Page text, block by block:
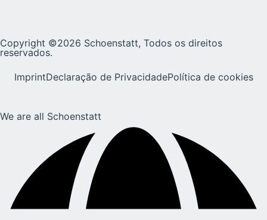
Copyright ©2026 Schoenstatt, Todos os direitos
reservados.
ImprintDeclaração de PrivacidadePolítica de cookies
We are all Schoenstatt